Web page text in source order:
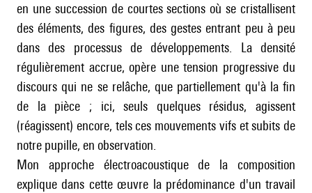
en une succession de courtes sections où se cristallisent
des éléments, des figures, des gestes entrant peu à peu
dans des processus de développements. La densité
régulièrement accrue, opère une tension progressive du
discours qui ne se relâche, que partiellement qu'à la fin
de la pièce ; ici, seuls quelques résidus, agissent
(réagissent) encore, tels ces mouvements vifs et subits de
notre pupille, en observation.
Mon approche électroacoustique de la composition
explique dans cette œuvre la prédominance d'un travail